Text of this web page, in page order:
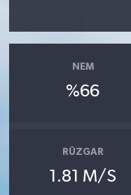
NEM
%66
RÜZGAR
1.81 M/S